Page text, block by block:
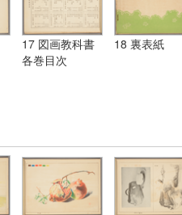
17 図画教科書
各巻目次
18 裏表紙